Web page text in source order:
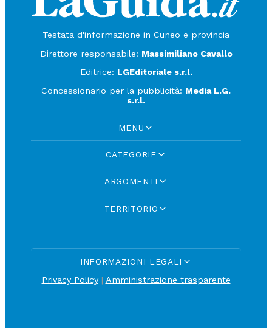
Testata d'informazione in Cuneo e provincia
Direttore responsabile: Massimiliano Cavallo
Editrice: LGEditoriale s.r.l.
Concessionario per la pubblicità: Media L.G.
s.r.l.
MENU
CATEGORIE
ARGOMENTI
TERRITORIO
INFORMAZIONI LEGALI
Privacy Policy| Amministrazione trasparente